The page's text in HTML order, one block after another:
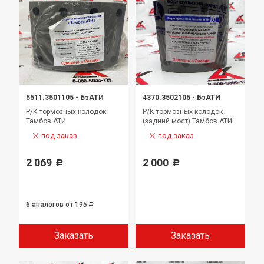
5511.3501105 - БзАТИ
Р/К тормозных колодок
Тамбов АТИ
под заказ
2 069 Р
6 аналогов от 195 Р
Заказать
4370.3502105 - БзАТИ
Р/К тормозных колодок
(задний мост) Тамбов АТИ
под заказ
2 000 Р
Заказать